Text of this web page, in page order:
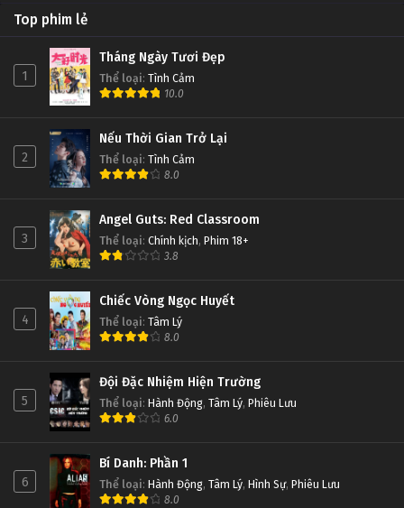
Top phim lẻ
1
Tháng Ngày Tươi Đẹp
Thể loại: Tình Cảm
10.0
2
Nếu Thời Gian Trở Lại
Thể loại: Tình Cảm
8.0
3
Angel Guts: Red Classroom
Thể loại: Chính kịch, Phim 18+
3.8
4
Chiếc Vòng Ngọc Huyết
Thể loại: Tâm Lý
8.0
5
Đội Đặc Nhiệm Hiện Trường
Thể loại: Hành Động, Tâm Lý, Phiêu Lưu
6.0
6
Bí Danh: Phần 1
Thể loại: Hành Động, Tâm Lý, Hình Sự, Phiêu Lưu
8.0